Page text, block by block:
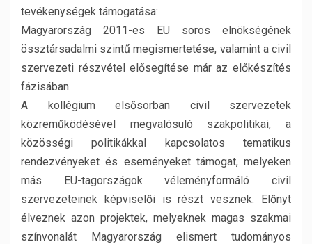
tevékenységek támogatása:
Magyarország 2011-es EU soros elnökségének
össztársadalmi szintű megismertetése, valamint a civil
szervezeti részvétel elősegítése már az előkészítés
fázisában.
A kollégium elsősorban civil szervezetek
közreműködésével megvalósuló szakpolitikai, a
közösségi politikákkal kapcsolatos tematikus
rendezvényeket és eseményeket támogat, melyeken
más EU-tagországok véleményformáló civil
szervezeteinek képviselői is részt vesznek. Előnyt
élveznek azon projektek, melyeknek magas szakmai
színvonalát Magyarország elismert tudományos